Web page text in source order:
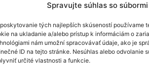
Spravujte súhlas so
tých najlepších skúseností používame
na ukladanie a/alebo prístup k informáciám o
nám umožní spracovávať údaje, ako je
ID na tejto stránke. Nesúhlas alebo odvolanie
určité vlastnosti a funkcie.
bodov pre klaster 4 –
klastra 4 na rok 2024 v